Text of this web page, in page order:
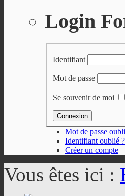
Login
Identifiant
Mot de passe
Se souvenir de moi
Mot de passe
Identifiant oublié ?
Créer un compte
Vous êtes ici :